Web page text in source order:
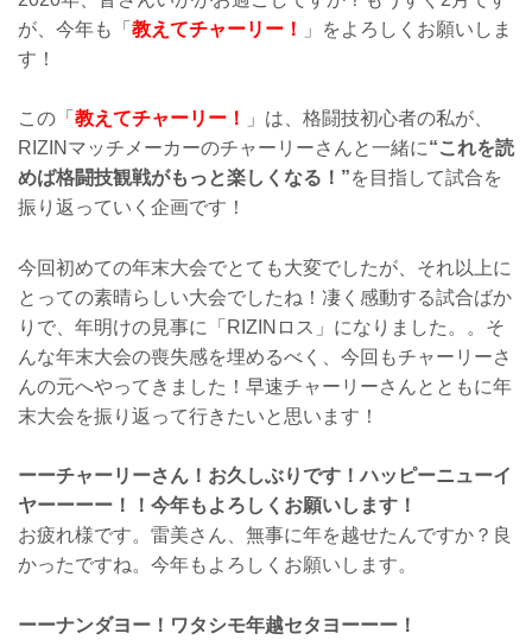
が、今年も「 教えてチャーリー！
」をよろしくお願いしま
す！
この「 教えてチャーリー！
」は、格闘技初心者の私が、
RIZINマッチメーカーのチャーリーさんと一緒に“これを読
めば格闘技観戦がもっと楽しくなる！”を目指して試合を
振り返っていく企画です！
今回初めての年末大会でとても大変でしたが、それ以上に
とっての素晴らしい大会でしたね！凄く感動する試合ばか
りで、年明けの見事に「RIZINロス」になりました。。そ
んな年末大会の喪失感を埋めるべく、今回もチャーリーさ
んの元へやってきました！早速チャーリーさんとともに年
末大会を振り返って行きたいと思います！
ーーチャーリーさん！お久しぶりです！ハッピーニューイ
ヤーーーー！！今年もよろしくお願いします！
お疲れ様です。雷美さん、無事に年を越せたんですか？良
かったですね。今年もよろしくお願いします。
ーーナンダヨー！ワタシモ年越セタヨーーー！